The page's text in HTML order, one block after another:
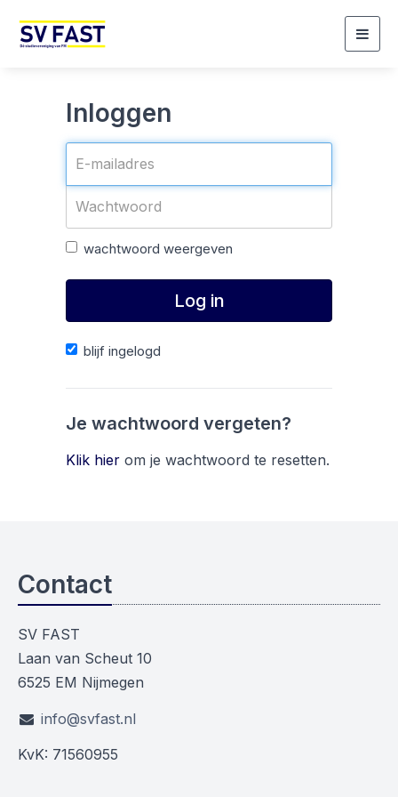
Inloggen
wachtwoord weergeven
Log in
blijf ingelogd
Je wachtwoord vergeten?
Klik hier om je wachtwoord te resetten.
Contact
SV FAST
Laan van Scheut 10
6525 EM Nijmegen
info@svfast.nl
KvK: 71560955